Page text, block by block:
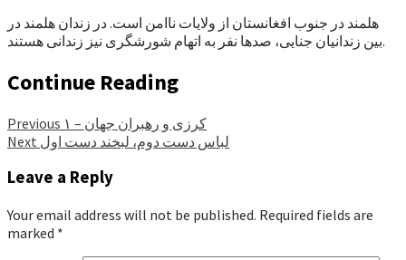
هلمند در جنوب افغانستان از ولایات ناامن است. در زندان هلمند در
بین زندانیان جنایی، صدها نفر به اتهام شورشگری نیز زندانی هستند.
Continue Reading
Previous
کرزی و رهبران جهان – ۱
Next لباس دست دوم، لبخند دست اول
Leave a Reply
Your email address will not be published. Required fields are
marked *